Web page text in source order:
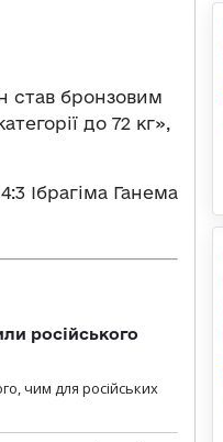
став бронзовим
до 72 кг»,
Ібрагіма Ганема
російського
чим для російських